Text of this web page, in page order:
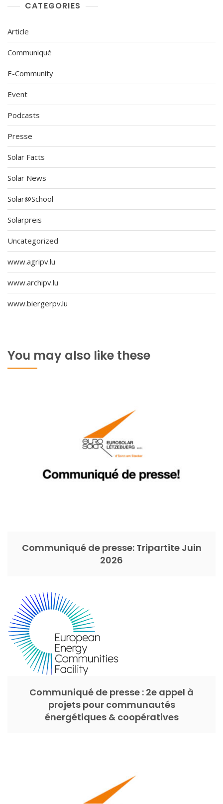
CATEGORIES
Article
Communiqué
E-Community
Event
Podcasts
Presse
Solar Facts
Solar News
Solar@School
Solarpreis
Uncategorized
www.agripv.lu
www.archipv.lu
www.biergerpv.lu
You may also like these
Communiqué de presse: Tripartite Juin
2026
Communiqué de presse : 2e appel à
projets pour communautés
énergétiques & coopératives